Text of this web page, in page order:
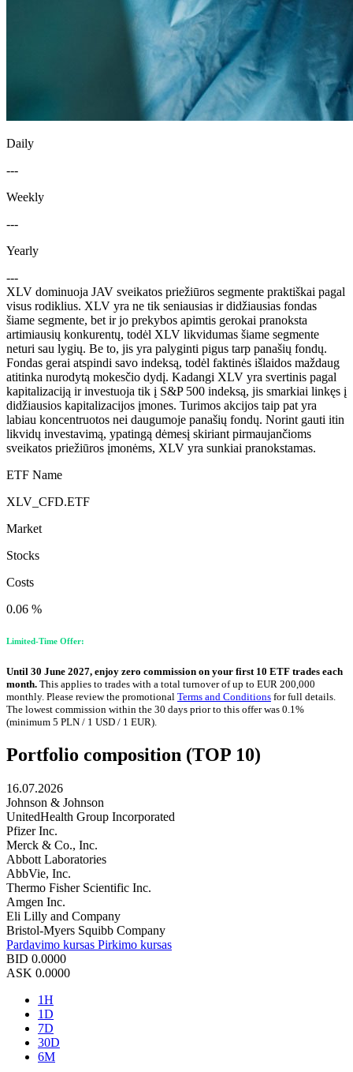
Daily
---
Weekly
---
Yearly
---
XLV dominuoja JAV sveikatos priežiūros segmente praktiškai pagal
visus rodiklius. XLV yra ne tik seniausias ir didžiausias fondas
šiame segmente, bet ir jo prekybos apimtis gerokai pranoksta
artimiausių konkurentų, todėl XLV likvidumas šiame segmente
neturi sau lygių. Be to, jis yra palyginti pigus tarp panašių fondų.
Fondas gerai atspindi savo indeksą, todėl faktinės išlaidos maždaug
atitinka nurodytą mokesčio dydį. Kadangi XLV yra svertinis pagal
kapitalizaciją ir investuoja tik į S&P 500 indeksą, jis smarkiai linkęs į
didžiausios kapitalizacijos įmones. Turimos akcijos taip pat yra
labiau koncentruotos nei daugumoje panašių fondų. Norint gauti itin
likvidų investavimą, ypatingą dėmesį skiriant pirmaujančioms
sveikatos priežiūros įmonėms, XLV yra sunkiai pranokstamas.
ETF Name
XLV_CFD.ETF
Market
Stocks
Costs
0.06 %
Limited-Time Offer:
Until 30 June 2027, enjoy zero commission on your first 10 ETF trades each
month. This applies to trades with a total turnover of up to EUR 200,000
monthly. Please review the promotional Terms and Conditions for full details.
The lowest commission within the 30 days prior to this offer was 0.1%
(minimum 5 PLN / 1 USD / 1 EUR).
Portfolio composition (TOP 10)
16.07.2026
Johnson & Johnson
UnitedHealth Group Incorporated
Pfizer Inc.
Merck & Co., Inc.
Abbott Laboratories
AbbVie, Inc.
Thermo Fisher Scientific Inc.
Amgen Inc.
Eli Lilly and Company
Bristol-Myers Squibb Company
Pardavimo kursas Pirkimo kursas
BID 0.0000
ASK 0.0000
1H
1D
7D
30D
6M